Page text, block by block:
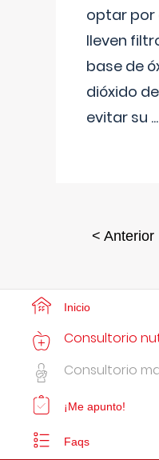
optar por
lleven
base de
dióxido
evitar su ...
< Anterior
Inicio
Consultorio
Consultorio
¡Me apunto!
Faqs